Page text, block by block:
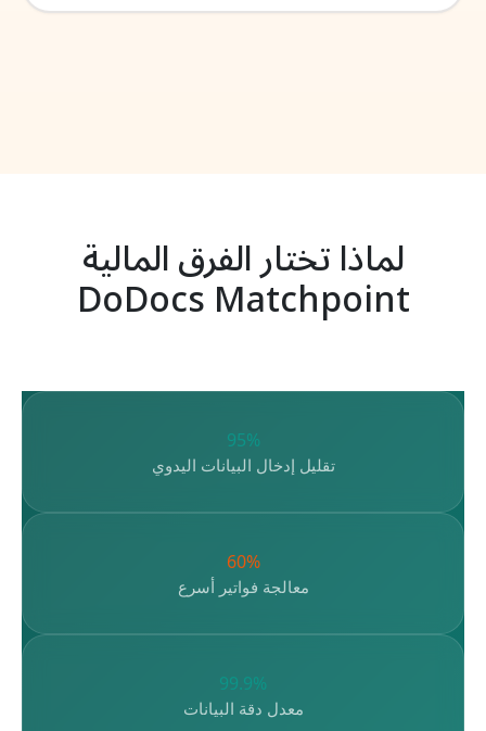
لماذا تختار الفرق المالية
DoDocs Matchpoint
95%
تقليل إدخال البيانات اليدوي
60%
معالجة فواتير أسرع
99.9%
معدل دقة البيانات